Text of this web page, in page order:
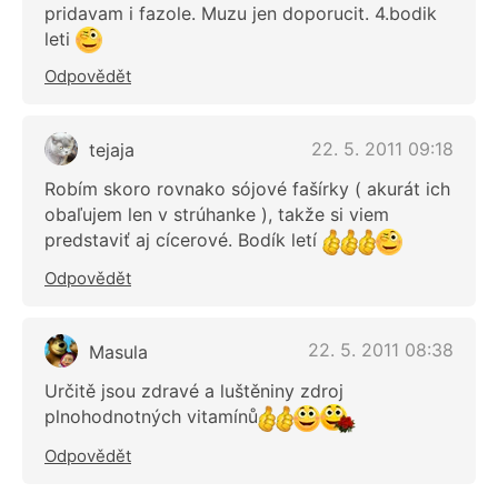
pridavam i fazole. Muzu jen doporucit. 4.bodik
leti
Odpovědět
tejaja
22. 5. 2011 09:18
Robím skoro rovnako sójové fašírky ( akurát ich
obaľujem len v strúhanke ), takže si viem
predstaviť aj cícerové. Bodík letí
Odpovědět
Masula
22. 5. 2011 08:38
Určitě jsou zdravé a luštěniny zdroj
plnohodnotných vitamínů
Odpovědět